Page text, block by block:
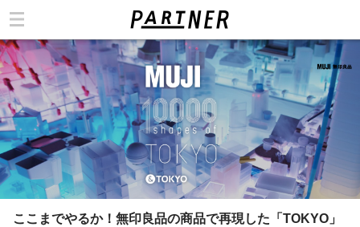
ここまでやるか！無印良品の商品で再現した「TOKYO」
カテゴリ